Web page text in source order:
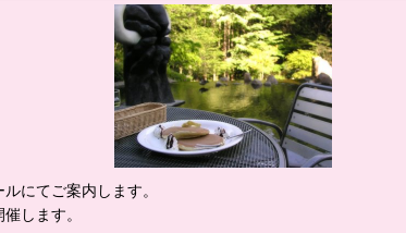
にてご案内します。
します。